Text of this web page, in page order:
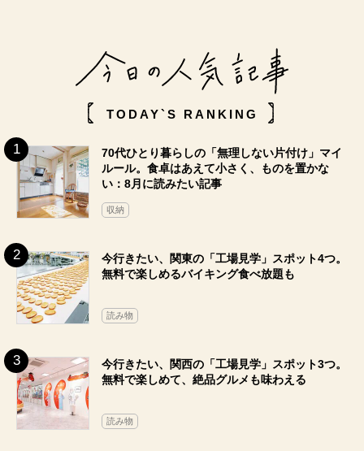
TODAY`S RANKING
70代ひとり暮らしの「無理しない片付け」マイ
ルール。食卓はあえて小さく、ものを置かな
い：8月に読みたい記事
収納
今行きたい、関東の「工場見学」スポット4つ。
無料で楽しめるバイキング食べ放題も
読み物
今行きたい、関西の「工場見学」スポット3つ。
無料で楽しめて、絶品グルメも味わえる
読み物